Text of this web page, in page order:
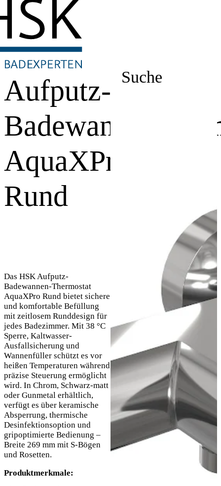
Suche
Aufputz-
AquaXPro
Rund
Das HSK Aufputz-
Badewannen-Thermostat
AquaXPro Rund bietet sichere
und komfortable Befüllung
mit zeitlosem Runddesign für
jedes Badezimmer. Mit 38 °C
Sperre, Kaltwasser-
Ausfallsicherung und
Wannenfüller schützt es vor
heißen Temperaturen während
präzise Steuerung ermöglicht
wird. In Chrom, Schwarz-matt
oder Gunmetal erhältlich,
verfügt es über keramische
Absperrung, thermische
Desinfektionsoption und
gripoptimierte Bedienung –
Breite 269 mm mit S-Bögen
und Rosetten.
Produktmerkmale: